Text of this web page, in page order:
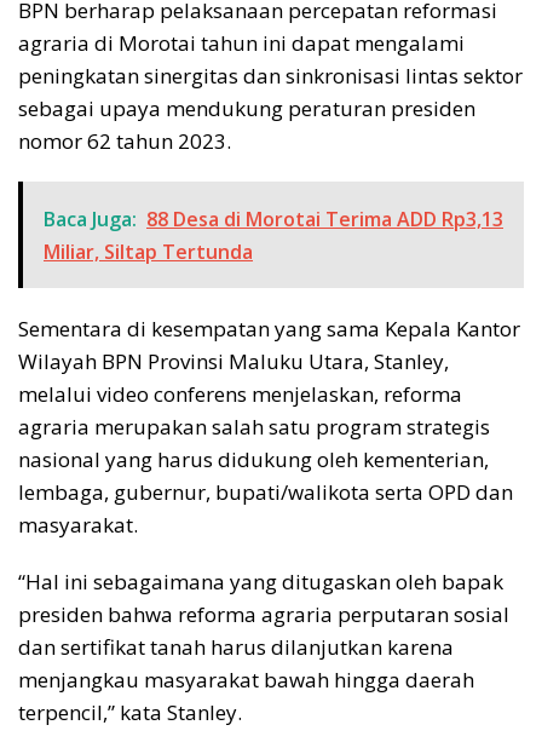
BPN berharap pelaksanaan percepatan reformasi
agraria di Morotai tahun ini dapat mengalami
peningkatan sinergitas dan sinkronisasi lintas sektor
sebagai upaya mendukung peraturan presiden
nomor 62 tahun 2023.
Baca Juga: 88 Desa di Morotai Terima ADD Rp3,13
Miliar, Siltap Tertunda
Sementara di kesempatan yang sama Kepala Kantor
Wilayah BPN Provinsi Maluku Utara, Stanley,
melalui video conferens menjelaskan, reforma
agraria merupakan salah satu program strategis
nasional yang harus didukung oleh kementerian,
lembaga, gubernur, bupati/walikota serta OPD dan
masyarakat.
“Hal ini sebagaimana yang ditugaskan oleh bapak
presiden bahwa reforma agraria perputaran sosial
dan sertifikat tanah harus dilanjutkan karena
menjangkau masyarakat bawah hingga daerah
terpencil,” kata Stanley.